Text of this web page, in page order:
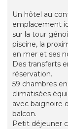
Un hôtel au
emplacement
sur la tour
piscine, la
en mer et ses
Des transferts
réservation.
59 chambres
climatisées
avec baignoire
balcon.
Petit déjeuner